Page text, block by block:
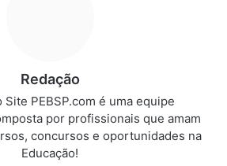
Redação
Site PEBSP.com é uma equipe
por profissionais que amam
concursos e oportunidades na
Educação!